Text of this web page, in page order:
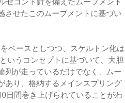
させたこのムーブメントに基づい
ベースとしつつ、スケルトン化は
いうコンセプトに基づいて、大胆
列が走っているだけでなく、ムー
あり、格納するメインスプリング
日間巻き上げられていることがわ